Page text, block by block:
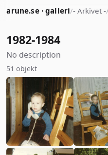
arune.se · galleri/- Arkivet -/
1982-1984
No description
51 objekt